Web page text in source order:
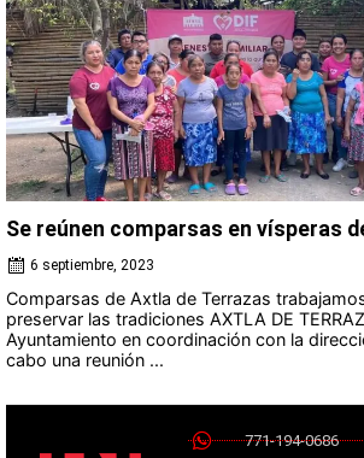
Se reúnen comparsas en vísperas
6 septiembre, 2023
Comparsas de Axtla de Terrazas
preservar las tradiciones AXTLA DE
Ayuntamiento en coordinación con la
cabo una reunión ...
771-194-0686